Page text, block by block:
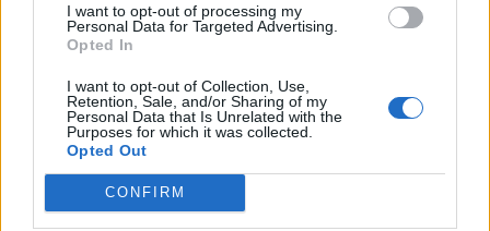
I want to opt-out of processing my
Personal Data for Targeted Advertising.
Opted In
I want to opt-out of Collection, Use,
Retention, Sale, and/or Sharing of my
Personal Data that Is Unrelated with the
Purposes for which it was collected.
Opted Out
CONFIRM
MÁR ELŐFIZETŐNK VAGY?BEJELENTKEZÉS
© 2026 Portfolio